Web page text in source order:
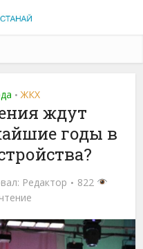
• ЖКХ
ждут
годы в
Редактор
822